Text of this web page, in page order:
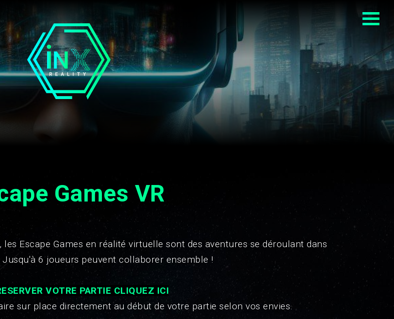
Games VR
Escape Games en réalité virtuelle sont des aventures se déroulant dans
6 joueurs peuvent collaborer ensemble !
VOTRE PARTIE CLIQUEZ ICI
sur place directement au début de votre partie selon vos envies.